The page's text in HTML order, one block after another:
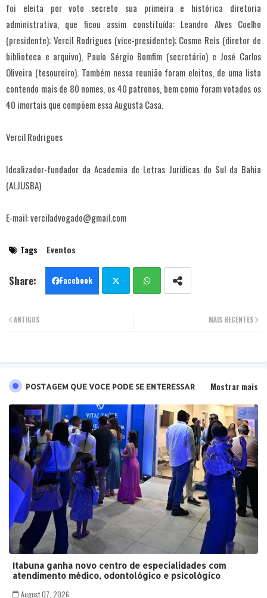
foi eleita por voto secreto sua primeira e histórica diretoria
administrativa, que ficou assim constituída: Leandro Alves Coelho
(presidente); Vercil Rodrigues (vice-presidente); Cosme Reis (diretor de
biblioteca e arquivo), Paulo Sérgio Bomfim (secretário) e José Carlos
Oliveira (tesoureiro). Também nessa reunião foram eleitos, de uma lista
contendo mais de 80 nomes, os 40 patronos, bem como foram votados os
40 imortais que compõem essa Augusta Casa.
Vercil Rodrigues
Idealizador-fundador da Academia de Letras Jurídicas do Sul da Bahia
(ALJUSBA)
E-mail: verciladvogado@gmail.com
Tags Eventos
Facebook
MAIS RECENTES
ANTIGOS
POSTAGEM QUE VOCE PODE SE ENTERESSAR Mostrar mais
Itabuna ganha novo centro de especialidades com
atendimento médico, odontológico e psicológico
August 07, 2026